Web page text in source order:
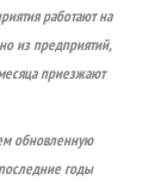
работают на
из предприятий,
приезжают
обновленную
годы